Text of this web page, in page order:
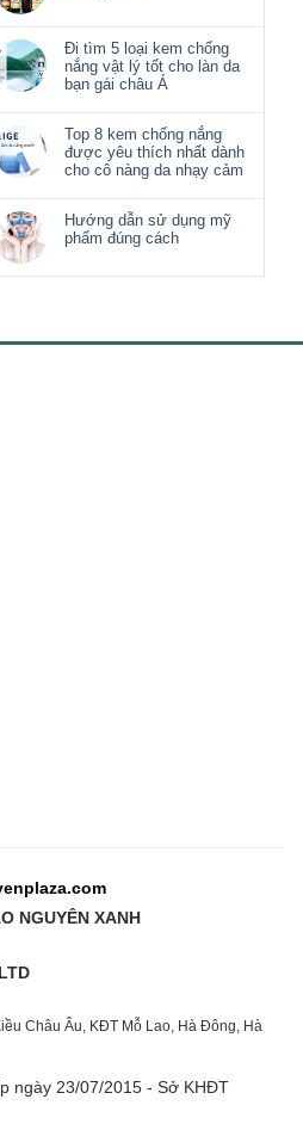
Đi tìm 5 loại kem chống
nắng vật lý tốt cho làn da
bạn gái châu Á
Top 8 kem chống nắng
được yêu thích nhất dành
cho cô nàng da nhạy cảm
Hướng dẫn sử dụng mỹ
phẩm đúng cách
NGUYÊN XANH
Châu Âu, KĐT Mỗ Lao, Hà Đông, Hà
ngày 23/07/2015 - Sở KHĐT